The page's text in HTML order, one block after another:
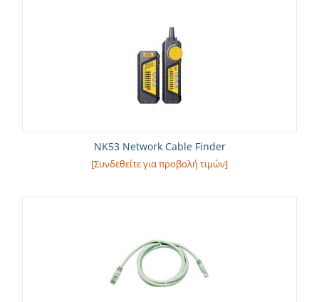
NK53 Network Cable Finder
[Συνδεθείτε για προβολή τιμών]